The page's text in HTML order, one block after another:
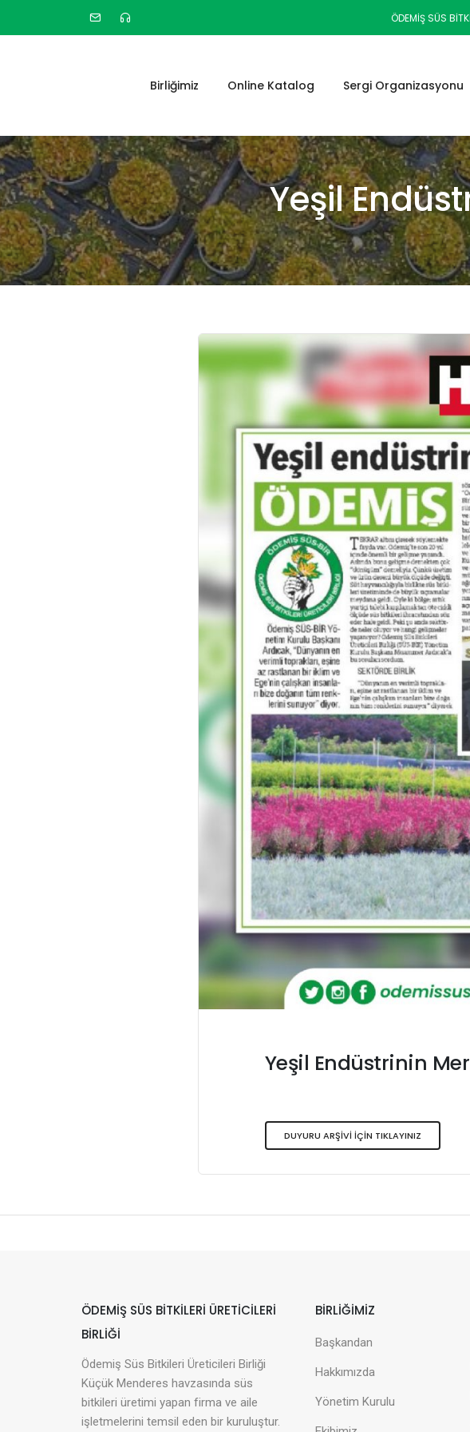
ÖDEMIŞ SÜS
Birliğimiz Online Katalog Sergi Organizasyonu
Yeşil
Yeşil Endüstrinin
DUYURU ARŞİVİ İÇİN TIKLAYINIZ
ÖDEMIŞ SÜS BITKILERI ÜRETICILERI
BIRLIĞI
Ödemiş Süs Bitkileri Üreticileri Birliği
Küçük Menderes havzasında süs
bitkileri üretimi yapan firma ve aile
işletmelerini temsil eden bir kuruluştur.
BİRLİĞİMİZ
Başkandan
Hakkımızda
Yönetim Kurulu